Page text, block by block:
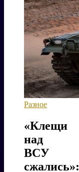
Разное
«Клещи
над
ВСУ
сжались»: